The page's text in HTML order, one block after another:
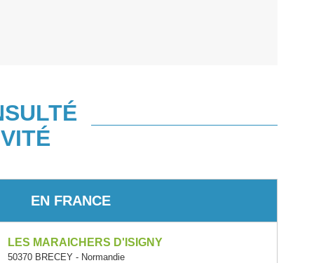
EN FRANCE
LES MARAICHERS D'ISIGNY
50370 BRECEY - Normandie